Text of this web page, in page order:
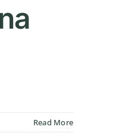
Read More